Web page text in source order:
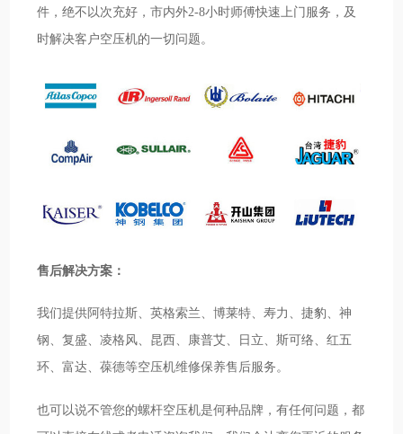
件，绝不以次充好，市内外2-8小时师傅快速上门服务，及
时解决客户空压机的一切问题。
售后解决方案：
我们提供阿特拉斯、英格索兰、博莱特、寿力、捷豹、神
钢、复盛、凌格风、昆西、康普艾、日立、斯可络、红五
环、富达、葆德等空压机维修保养售后服务。
也可以说不管您的螺杆空压机是何种品牌，有任何问题，都